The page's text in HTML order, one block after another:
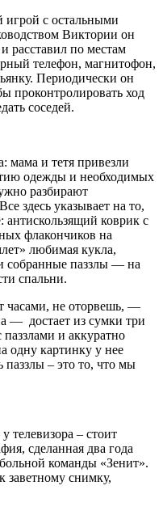
игрой с остальными
Виктории он
расставил по местам
телефон, магнитофон,
Периодически он
проконтролировать ход
соседей.
мама и тетя привезли
одежды и необходимых
разбирают
здесь указывает на то,
антискользящий коврик с
флакончиков на
любимая кукла,
собранные паззлы — на
спальни.
часами, не оторвешь, —
— достает из сумки три
и аккуратно
одну картинку у нее
паззлы – это то, что мы
телевизора – стоит
сделанная два года
команды «Зенит».
заветному снимку,